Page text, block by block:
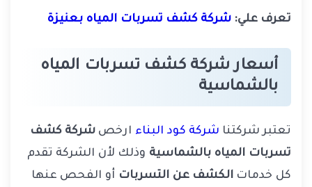
تعرف علي: شركة كشف تسربات المياه بعنيزة
أسعار شركة كشف تسربات المياه
بالشماسية
تعتبر شركتنا شركة كود البناء ارخص شركة كشف
تسربات المياه بالشماسية وذلك لأن الشركة تقدم
كل خدمات الكشف عن التسربات أو الفحص عنها